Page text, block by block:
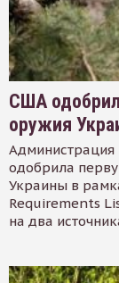
США
оружия
одобрила
Украины в
Requirements
на два